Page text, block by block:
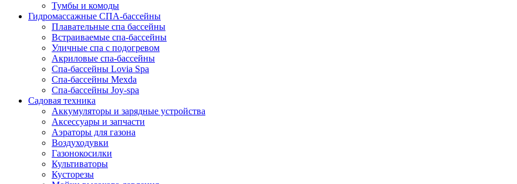
Тумбы и комоды
Гидромассажные СПА-бассейны
Плавательные спа бассейны
Встраиваемые спа-бассейны
Уличные спа с подогревом
Акриловые спа-бассейны
Спа-бассейны Lovia Spa
Спа-бассейны Mexda
Спа-бассейны Joy-spa
Садовая техника
Аккумуляторы и зарядные устройства
Аксессуары и запчасти
Аэраторы для газона
Воздуходувки
Газонокосилки
Культиваторы
Кусторезы